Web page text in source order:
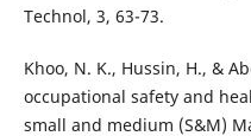
Technol, 3, 63-73.
Khoo, N. K., Hussin, H., &
occupational safety and
small and medium (S&M)